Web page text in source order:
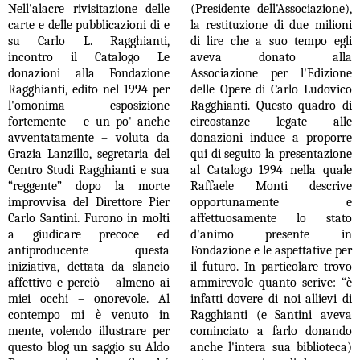
Nell'alacre rivisitazione delle
carte e delle pubblicazioni di e
su Carlo L. Ragghianti,
incontro il Catalogo Le
donazioni alla Fondazione
Ragghianti, edito nel 1994 per
l'omonima esposizione
fortemente – e un po' anche
avventatamente – voluta da
Grazia Lanzillo, segretaria del
Centro Studi Ragghianti e sua
“reggente” dopo la morte
improvvisa del Direttore Pier
Carlo Santini. Furono in molti
a giudicare precoce ed
antiproducente questa
iniziativa, dettata da slancio
affettivo e perciò – almeno ai
miei occhi – onorevole. Al
contempo mi è venuto in
mente, volendo illustrare per
questo blog un saggio su Aldo
(Presidente dell'Associazione),
la restituzione di due milioni
di lire che a suo tempo egli
aveva donato alla
Associazione per l'Edizione
delle Opere di Carlo Ludovico
Ragghianti. Questo quadro di
circostanze legate alle
donazioni induce a proporre
qui di seguito la presentazione
al Catalogo 1994 nella quale
Raffaele Monti descrive
opportunamente e
affettuosamente lo stato
d'animo presente in
Fondazione e le aspettative per
il futuro. In particolare trovo
ammirevole quanto scrive: “è
infatti dovere di noi allievi di
Ragghianti (e Santini aveva
cominciato a farlo donando
anche l'intera sua biblioteca)